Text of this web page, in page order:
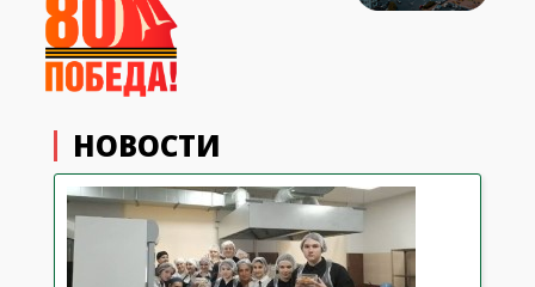
НОВОСТИ